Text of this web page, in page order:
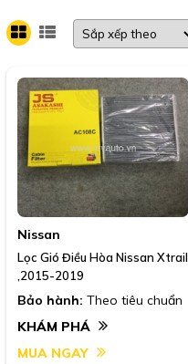
Nissan
Lọc Gió Điều Hòa Nissan Xtrail
,2015-2019
Bảo hành: Theo tiêu chuẩn
KHÁM PHÁ
MUA NGAY